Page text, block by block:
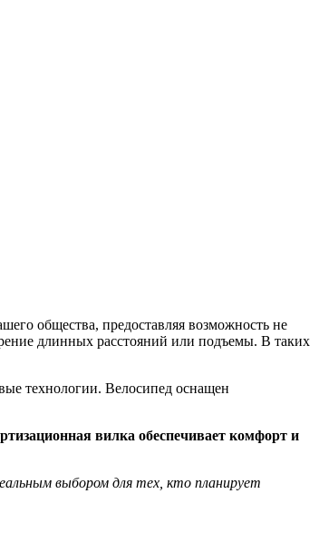
общества, предоставляя возможность не
длинных расстояний или подъемы. В таких
технологии. Велосипед оснащен
вилка обеспечивает комфорт и
выбором для тех, кто планирует